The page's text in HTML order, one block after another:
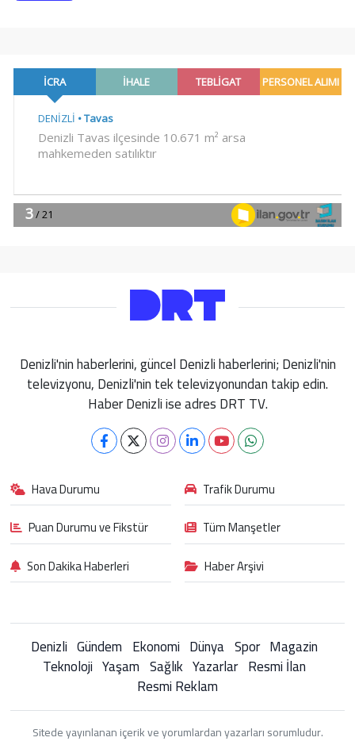
Denizli'nin haberlerini, güncel Denizli haberlerini; Denizli'nin
televizyonu, Denizli'nin tek televizyonundan takip edin.
Haber Denizli ise adres DRT TV.
Hava Durumu
Trafik Durumu
Puan Durumu ve Fikstür
Tüm Manşetler
Son Dakika Haberleri
Haber Arşivi
Denizli Gündem Ekonomi Dünya Spor Magazin
Teknoloji Yaşam Sağlık Yazarlar Resmi İlan
Resmi Reklam
Sitede yayınlanan içerik ve yorumlardan yazarları sorumludur.